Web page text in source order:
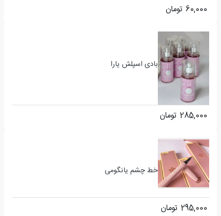
60,000 تومان
بادی اسپلش یارا
285,000 تومان
خط چشم یانگومی
295,000 تومان